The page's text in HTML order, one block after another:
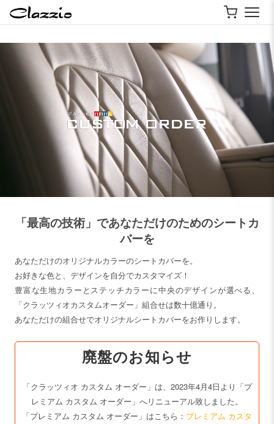
「最高の技術」であなただけのためのシートカ
バーを
あなただけのオリジナルカラーのシートカバーを。
お好きな色と、デザインを自分でカスタマイズ！
豊富な生地カラーとステッチカラーに中央のデザインが選べる、
「クラッツィオカスタムオーダー」組合せは数十億通り。
あなただけの組合せでオリジナルシートカバーをお作りします。
廃盤のお知らせ
「クラッツィオ カスタム オーダー」は、2023年4月4日より「プ
レミアム カスタム オーダー」へリニューアル致しました。
「プレミアム カスタム オーダー」はこちら： プレミアム カスタ